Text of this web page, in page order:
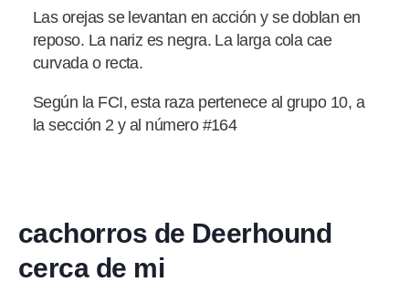
Las orejas se levantan en acción y se doblan en
reposo. La nariz es negra. La larga cola cae
curvada o recta.
Según la FCI, esta raza pertenece al grupo 10, a
la sección 2 y al número #164
cachorros de Deerhound
cerca de mi